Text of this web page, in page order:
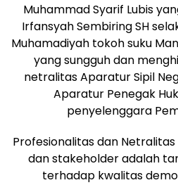
Muhammad Syarif Lubis
Irfansyah Sembiring SH
Muhamadiyah tokoh suku
yang sungguh dan
netralitas Aparatur Sipil
Aparatur Penegak
penyelenggara
Profesionalitas dan
dan stakeholder adalah
terhadap kwalitas